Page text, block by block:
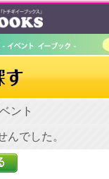
ント
んでした。